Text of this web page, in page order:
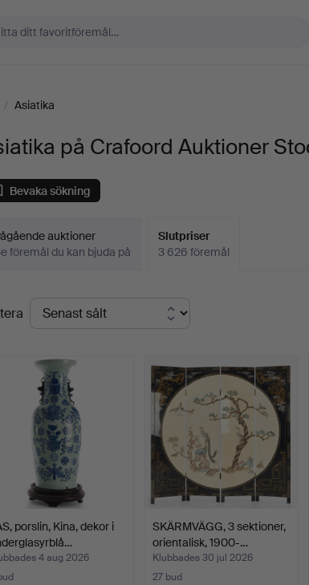
/ Asiatika
på Crafoord Auktioner
Bevaka sökning
auktioner
föremål du kan bjuda på
Slutpriser
3 626 föremål
porslin, Kina, dekor i
4 aug 2026
SKÄRMVÄGG, 3 sektioner,
orientalisk, 1900-…
Klubbades 30 jul 2026
27 bud